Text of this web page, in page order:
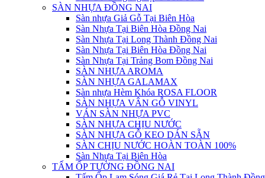
SÀN NHỰA ĐỒNG NAI
Sàn nhựa Giả Gỗ Tại Biên Hòa
Sàn Nhựa Tại Biên Hòa Đồng Nai
Sàn Nhựa Tại Long Thành Đồng Nai
Sàn Nhựa Tại Biên Hòa Đồng Nai
Sàn Nhựa Tại Trảng Bom Đồng Nai
SÀN NHỰA AROMA
SÀN NHỰA GALAMAX
Sàn nhựa Hèm Khóa ROSA FLOOR
SÀN NHỰA VÂN GỖ VINYL
VÁN SÀN NHỰA PVC
SÀN NHỰA CHỊU NƯỚC
SÀN NHỰA GỖ KEO DÁN SẴN
SÀN CHỊU NƯỚC HOÀN TOÀN 100%
Sàn Nhựa Tại Biên Hòa
TẤM ỐP TƯỜNG ĐỒNG NAI